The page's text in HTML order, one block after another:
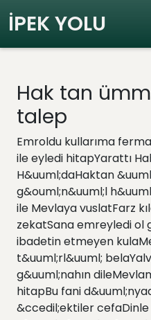
İPEK YOLU
Hak tan
talep
Emroldu kullarıma
ile eyledi hitapYarattı
H&uuml;daHaktan
g&ouml;n&uuml;l
ile Mevlaya vuslatFarz
zekatSana emreyledi ol
ibadetin etmeyen
t&uuml;rl&uuml;
g&uuml;nahın
hitapBu fani
&ccedil;ektiler